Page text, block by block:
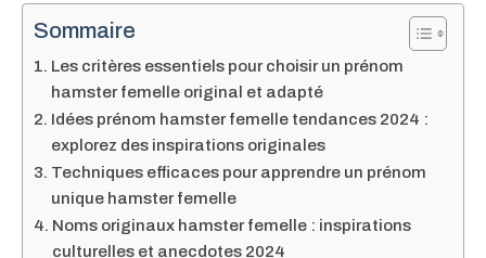
Sommaire
Les critères essentiels pour choisir un prénom
hamster femelle original et adapté
Idées prénom hamster femelle tendances 2024 :
explorez des inspirations originales
Techniques efficaces pour apprendre un prénom
unique hamster femelle
Noms originaux hamster femelle : inspirations
culturelles et anecdotes 2024